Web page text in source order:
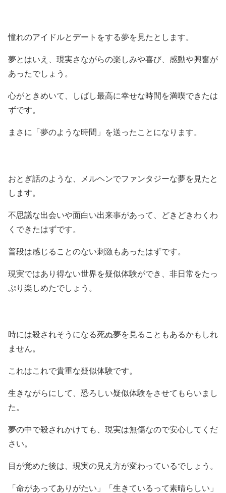
憧れのアイドルとデートをする夢を見たとします。
夢とはいえ、現実さながらの楽しみや喜び、感動や興奮が
あったでしょう。
心がときめいて、しばし最高に幸せな時間を満喫できたは
ずです。
まさに「夢のような時間」を送ったことになります。
おとぎ話のような、メルヘンでファンタジーな夢を見たと
します。
不思議な出会いや面白い出来事があって、どきどきわくわ
くできたはずです。
普段は感じることのない刺激もあったはずです。
現実ではあり得ない世界を疑似体験ができ、非日常をたっ
ぷり楽しめたでしょう。
時には殺されそうになる死ぬ夢を見ることもあるかもしれ
ません。
これはこれで貴重な疑似体験です。
生きながらにして、恐ろしい疑似体験をさせてもらいまし
た。
夢の中で殺されかけても、現実は無傷なので安心してくだ
さい。
目が覚めた後は、現実の見え方が変わっているでしょう。
「命があってありがたい」「生きているって素晴らしい」